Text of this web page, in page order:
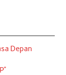
Depan